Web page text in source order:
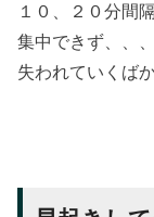
１０、２０分間
集中できず、、
失われていくば